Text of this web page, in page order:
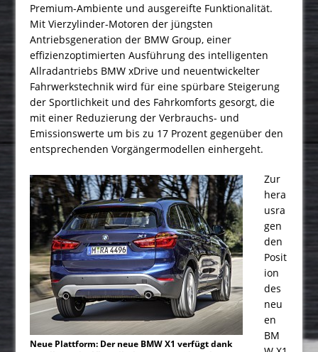
Premium-Ambiente und ausgereifte Funktionalität.
Mit Vierzylinder-Motoren der jüngsten
Antriebsgeneration der BMW Group, einer
effizienzoptimierten Ausführung des intelligenten
Allradantriebs BMW xDrive und neuentwickelter
Fahrwerkstechnik wird für eine spürbare Steigerung
der Sportlichkeit und des Fahrkomforts gesorgt, die
mit einer Reduzierung der Verbrauchs- und
Emissionswerte um bis zu 17 Prozent gegenüber den
entsprechenden Vorgängermodellen einhergeht.
Neue Plattform: Der neue BMW X1 verfügt dank
Zur
hera
usra
gen
den
Posit
ion
des
neu
en
BM